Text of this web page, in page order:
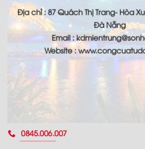
Địa chỉ : 87 Quách Thị Trang- Hòa
Đà Nẵng
Email :
Website :
0845.006.007